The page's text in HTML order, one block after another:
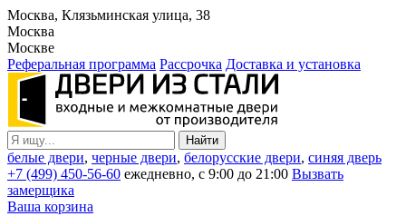
Москва, Клязьминская улица, 38
Москва
Москве
Реферальная программа Рассрочка Доставка и установка
белые двери, черные двери, белорусские двери, синяя дверь
+7 (499) 450-56-60 ежедневно, с 9:00 до 21:00 Вызвать
замерщика
Ваша корзина